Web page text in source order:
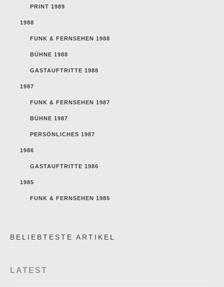
PRINT 1989
1988
FUNK & FERNSEHEN 1988
BÜHNE 1988
GASTAUFTRITTE 1988
1987
FUNK & FERNSEHEN 1987
BÜHNE 1987
PERSÖNLICHES 1987
1986
GASTAUFTRITTE 1986
1985
FUNK & FERNSEHEN 1985
BELIEBTESTE ARTIKEL
LATEST